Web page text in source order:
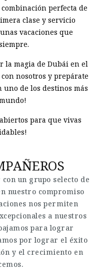
perfecta de
clase y servicio
vacaciones que
la magia de Dubái en el
con nosotros y prepárate
de los destinos más
para que vivas
un grupo selecto de
nuestro compromiso
nos permiten
a nuestros
para lograr
por lograr el éxito
y el crecimiento en